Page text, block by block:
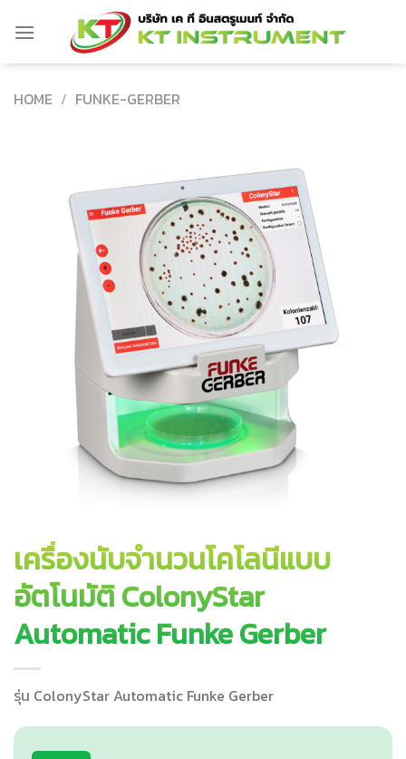
HOME / FUNKE-GERBER
เครื่องนับจำนวนโคโลนีแบบ
อัตโนมัติ ColonyStar
Automatic Funke Gerber
รุ่น ColonyStar Automatic Funke Gerber